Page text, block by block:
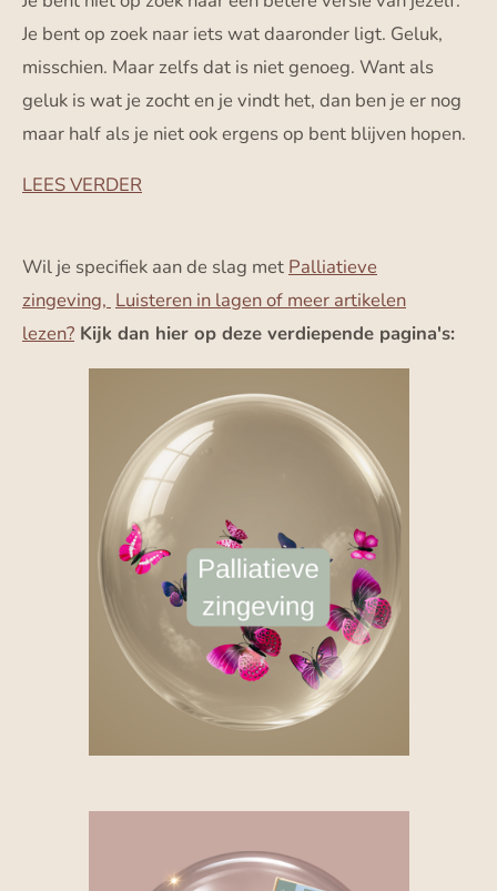
Je bent op zoek naar iets wat daaronder ligt. Geluk,
misschien. Maar zelfs dat is niet genoeg. Want als
geluk is wat je zocht en je vindt het, dan ben je er nog
maar half als je niet ook ergens op bent blijven hopen.
LEES VERDER
Wil je specifiek aan de slag met Palliatieve
zingeving, Luisteren in lagen of meer artikelen
lezen? Kijk dan hier op deze verdiepende pagina's: